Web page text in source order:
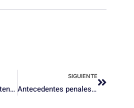
Requisitos para obtener certificado de soltería: guía para solicitarlo.
SIGUIENTE
Antecedentes penales cubanos: cómo solicitarlos desde Estados Unidos